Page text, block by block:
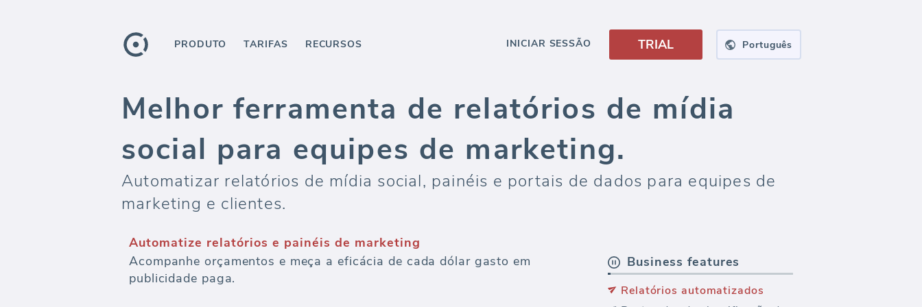
PRODUTO TARIFAS RECURSOS INICIAR SESSÃO TRIAL Português
Melhor ferramenta de relatórios de mídia
social para equipes de marketing.
Automatizar relatórios de mídia social, painéis e portais de dados para equipes de
marketing e clientes.
Automatize relatórios e painéis de marketing
Acompanhe orçamentos e meça a eficácia de cada dólar gasto em
publicidade paga.
Business features
Relatórios automatizados